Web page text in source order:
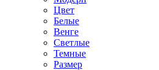
Цвет
Белые
Венге
Светлые
Темные
Размер